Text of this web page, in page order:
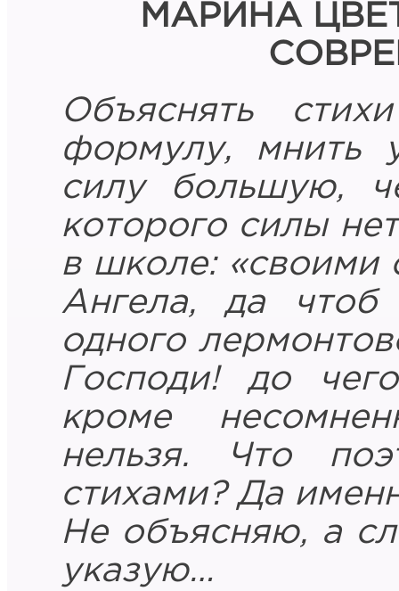
МАРИНА
Объяснять
формулу, мнить
силу большую,
которого силы
в школе: «своими
Ангела, да
одного
Господи! до
кроме
нельзя. Что
стихами? Да
Не объясняю, а
указую…